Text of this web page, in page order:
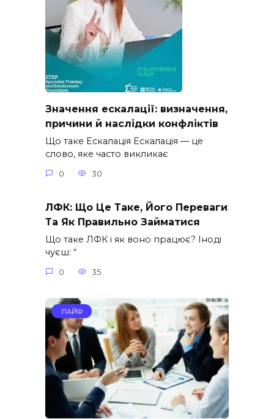
Значення ескалації: визначення,
причини й наслідки конфліктів
Що таке Ескалація Ескалація — це
слово, яке часто викликає
0 30
ЛФК: Що Це Таке, Його Переваги
Та Як Правильно Займатися
Що таке ЛФК і як воно працює? Іноді
чуєш: “
0 35
ЛАЙФ